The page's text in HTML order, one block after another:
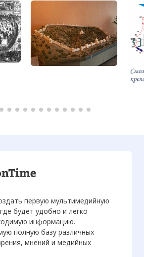
первую мультимедийную
будет удобно и легко
информацию.
полную базу различных
мнений и медийных